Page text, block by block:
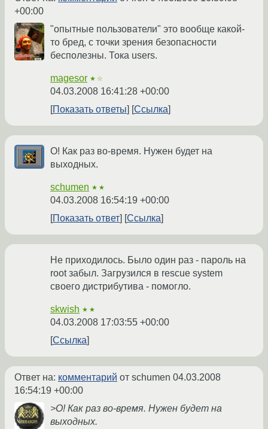
+00:00
"опытные пользователи" это вообще какой-
то бред, с точки зрения безопасности
бесполезны. Тока users.
magesor ★☆
04.03.2008 16:41:28 +00:00
Показать ответы
Ссылка
О! Как раз во-время. Нужен будет на
выходных.
schumen ★★
04.03.2008 16:54:19 +00:00
Показать ответ
Ссылка
Не приходилось. Было один раз - пароль на
root забыл. Загрузился в rescue system
своего дистрибутива - помогло.
skwish ★★
04.03.2008 17:03:55 +00:00
Ссылка
Ответ на: комментарий от schumen 04.03.2008
16:54:19 +00:00
>О! Как раз во-время. Нужен будет на
выходных.